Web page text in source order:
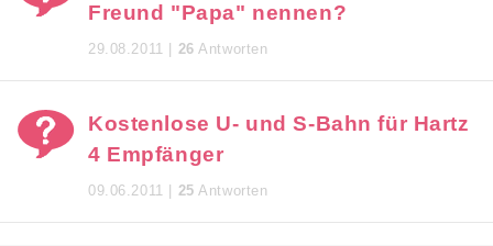
Freund "Papa" nennen?
29.08.2011 | 26 Antworten
Kostenlose U- und S-Bahn für Hartz
4 Empfänger
09.06.2011 | 25 Antworten